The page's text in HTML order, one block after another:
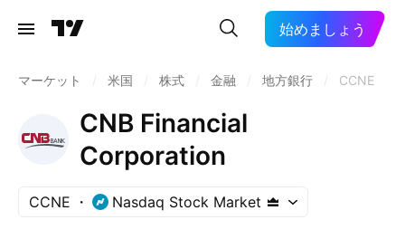
始めましょう
マーケット 米国 株式 金融 地方銀行 CCNE
CNB Financial
Corporation
CCNE Nasdaq Stock Market